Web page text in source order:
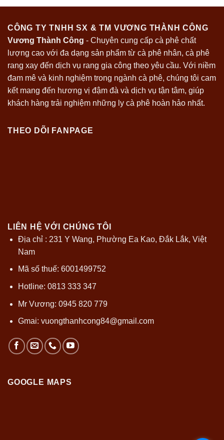
CÔNG TY TNHH SX & TM VƯƠNG THÀNH CÔNG
Vương Thành Công - Chuyên cung cấp cà phê chất
lượng cao với đa dạng sản phẩm từ cà phê nhân, cà phê
rang xay đến dịch vụ rang gia công theo yêu cầu. Với niềm
đam mê và kinh nghiệm trong ngành cà phê, chúng tôi cam
kết mang đến hương vị đậm đà và dịch vụ tận tâm, giúp
khách hàng trải nghiệm những ly cà phê hoàn hảo nhất.
THEO DÕI FANPAGE
LIÊN HỆ VỚI CHÚNG TÔI
Địa chỉ : 231 Y Wang, Phường Ea Kao, Đắk Lắk, Việt
Nam
Mã số thuế: 6001499752
Hotline: 0813 333 347
Mr Vương: 0945 820 779
Gmai: vuongthanhcong84@gmail.com
GOOGLE MAPS